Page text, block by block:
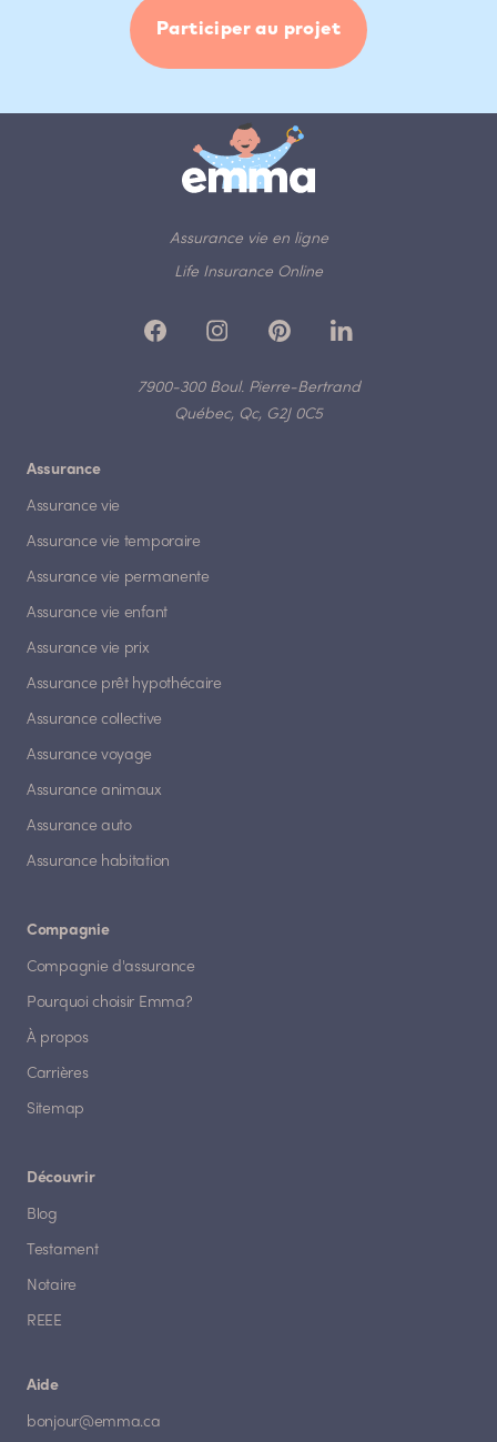
Participer au projet
Assurance vie en ligne
Life Insurance Online
7900-300 Boul. Pierre-Bertrand
Québec, Qc, G2J 0C5
Assurance
Assurance vie
Assurance vie temporaire
Assurance vie permanente
Assurance vie enfant
Assurance vie prix
Assurance prêt hypothécaire
Assurance collective
Assurance voyage
Assurance animaux
Assurance auto
Assurance habitation
Compagnie
Compagnie d'assurance
Pourquoi choisir Emma?
À propos
Carrières
Sitemap
Découvrir
Blog
Testament
Notaire
REEE
Aide
bonjour@emma.ca